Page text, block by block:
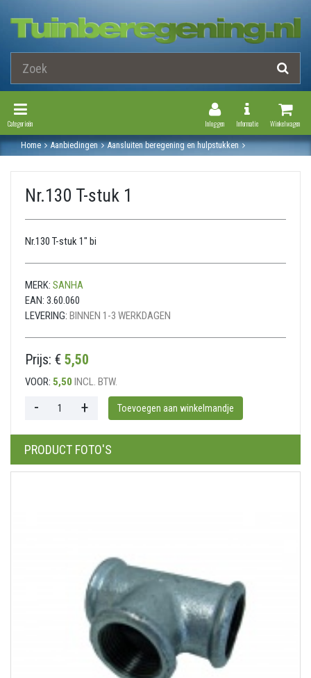
Winkelwagen
Toggle
Informatie
Inloggen
Toggle Navigation
Categorieën
Home Aanbiedingen
Aansluiten beregening en hulpstukken
Nr.130 T-stuk 1
Nr.130 T-stuk 1" bi
MERK: SANHA
EAN: 3.60.060
LEVERING: BINNEN 1-3 WERKDAGEN
Prijs: € 5,50
VOOR: 5,50 INCL. BTW.
PRODUCT FOTO'S